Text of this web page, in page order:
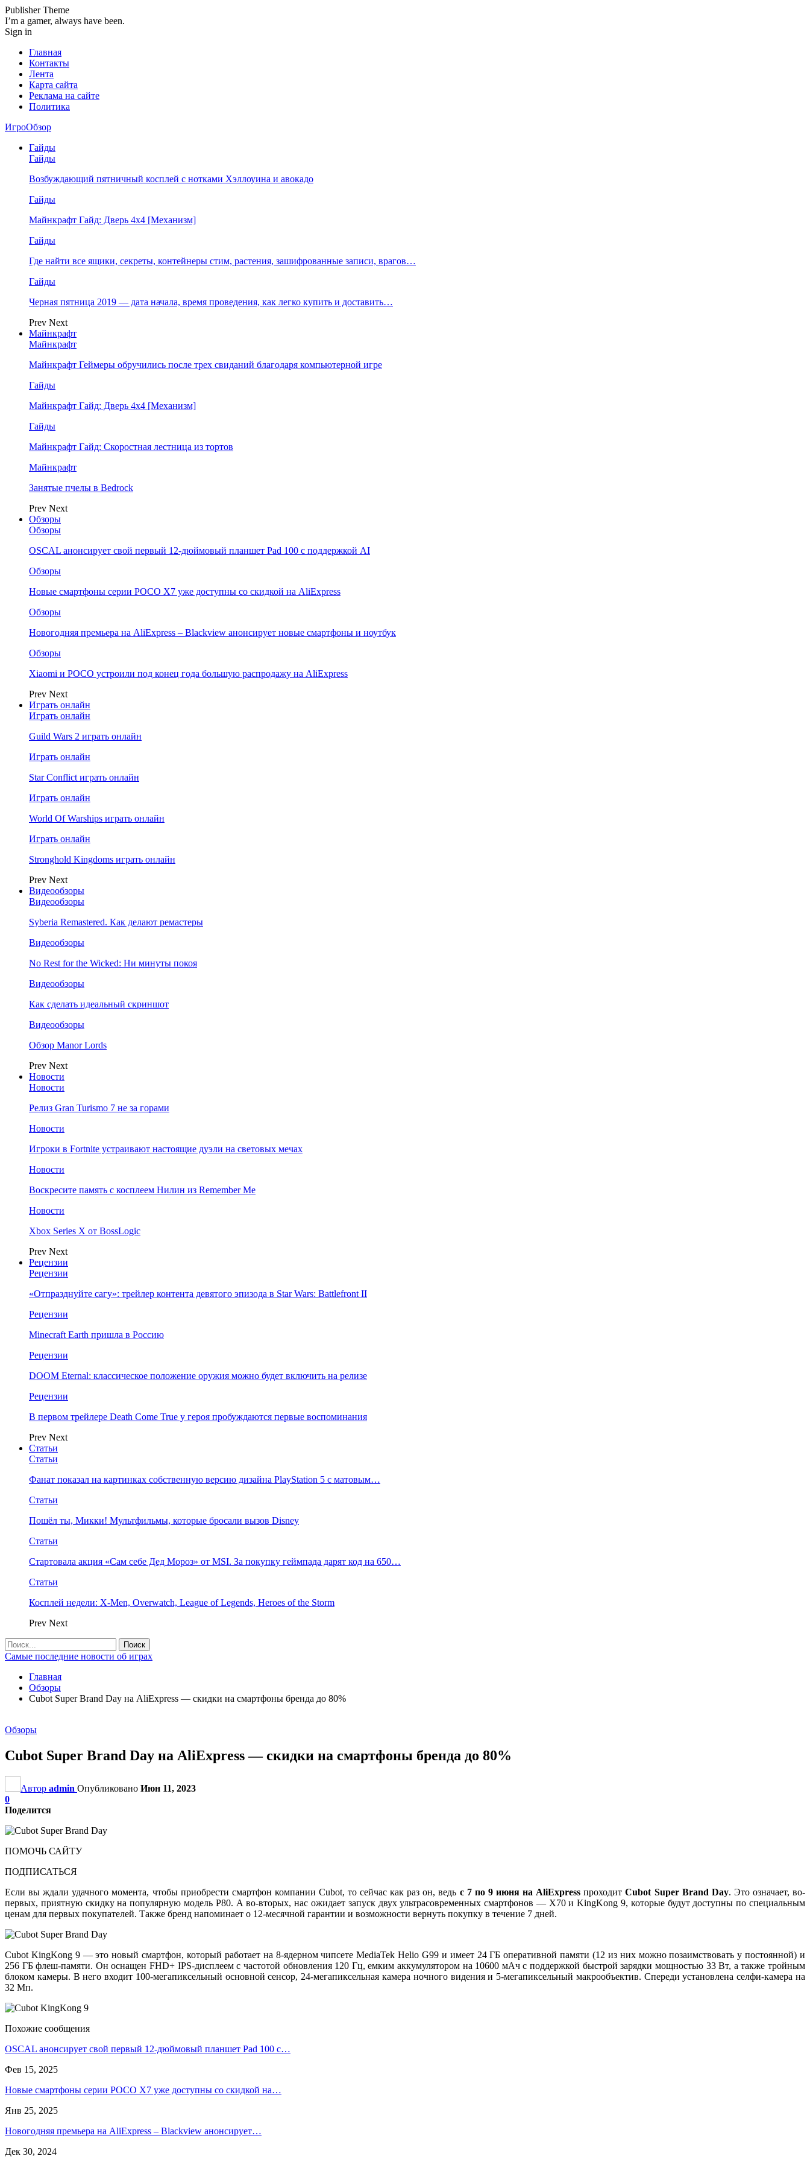
Publisher Theme
I’m a gamer, always have been.
Sign in
Главная
Контакты
Лента
Карта сайта
Реклама на сайте
Политика
ИгроОбзор
Гайды
Гайды
Возбуждающий пятничный косплей с нотками Хэллоуина и авокадо
Гайды
Майнкрафт Гайд: Дверь 4х4 [Механизм]
Гайды
Где найти все ящики, секреты, контейнеры стим, растения, зашифрованные записи, врагов…
Гайды
Черная пятница 2019 — дата начала, время проведения, как легко купить и доставить…
Prev Next
Майнкрафт
Майнкрафт
Майнкрафт Геймеры обручились после трех свиданий благодаря компьютерной игре
Гайды
Майнкрафт Гайд: Дверь 4х4 [Механизм]
Гайды
Майнкрафт Гайд: Скоростная лестница из тортов
Майнкрафт
Занятые пчелы в Bedrock
Prev Next
Обзоры
Обзоры
OSCAL анонсирует свой первый 12-дюймовый планшет Pad 100 с поддержкой AI
Обзоры
Новые смартфоны серии POCO X7 уже доступны со скидкой на AliExpress
Обзоры
Новогодняя премьера на AliExpress – Blackview анонсирует новые смартфоны и ноутбук
Обзоры
Xiaomi и POCO устроили под конец года большую распродажу на AliExpress
Prev Next
Играть онлайн
Играть онлайн
Guild Wars 2 играть онлайн
Играть онлайн
Star Conflict играть онлайн
Играть онлайн
World Of Warships играть онлайн
Играть онлайн
Stronghold Kingdoms играть онлайн
Prev Next
Видеообзоры
Видеообзоры
Syberia Remastered. Как делают ремастеры
Видеообзоры
No Rest for the Wicked: Ни минуты покоя
Видеообзоры
Как сделать идеальный скриншот
Видеообзоры
Обзор Manor Lords
Prev Next
Новости
Новости
Релиз Gran Turismo 7 не за горами
Новости
Игроки в Fortnite устраивают настоящие дуэли на световых мечах
Новости
Воскресите память с косплеем Нилин из Remember Me
Новости
Xbox Series X от BossLogic
Prev Next
Рецензии
Рецензии
«Отпразднуйте сагу»: трейлер контента девятого эпизода в Star Wars: Battlefront II
Рецензии
Minecraft Earth пришла в Россию
Рецензии
DOOM Eternal: классическое положение оружия можно будет включить на релизе
Рецензии
В первом трейлере Death Come True у героя пробуждаются первые воспоминания
Prev Next
Статьи
Статьи
Фанат показал на картинках собственную версию дизайна PlayStation 5 с матовым…
Статьи
Пошёл ты, Микки! Мультфильмы, которые бросали вызов Disney
Статьи
Стартовала акция «Сам себе Дед Мороз» от MSI. За покупку геймпада дарят код на 650…
Статьи
Косплей недели: X-Men, Overwatch, League of Legends, Heroes of the Storm
Prev Next
Самые последние новости об играх
Главная
Обзоры
Cubot Super Brand Day на AliExpress — скидки на смартфоны бренда до 80%
Обзоры
Cubot Super Brand Day на AliExpress — скидки на смартфоны бренда до 80%
Автор admin Опубликовано Июн 11, 2023
0
Поделится
ПОМОЧЬ САЙТУ
ПОДПИСАТЬСЯ
Если вы ждали удачного момента, чтобы приобрести смартфон компании Cubot, то сейчас как раз он, ведь с 7 по 9 июня на AliExpress проходит Cubot Super Brand Day. Это означает, во-
первых, приятную скидку на популярную модель P80. А во-вторых, нас ожидает запуск двух ультрасовременных смартфонов — X70 и KingKong 9, которые будут доступны по специальным
ценам для первых покупателей. Также бренд напоминает о 12-месячной гарантии и возможности вернуть покупку в течение 7 дней.
Cubot KingKong 9 — это новый смартфон, который работает на 8-ядерном чипсете MediaTek Helio G99 и имеет 24 ГБ оперативной памяти (12 из них можно позаимствовать у постоянной) и
256 ГБ флеш-памяти. Он оснащен FHD+ IPS-дисплеем с частотой обновления 120 Гц, емким аккумулятором на 10600 мАч с поддержкой быстрой зарядки мощностью 33 Вт, а также тройным
блоком камеры. В него входит 100-мегапиксельный основной сенсор, 24-мегапиксельная камера ночного видения и 5-мегапиксельный макрообъектив. Спереди установлена селфи-камера на
32 Мп.
Похожие сообщения
OSCAL анонсирует свой первый 12-дюймовый планшет Pad 100 с…
Фев 15, 2025
Новые смартфоны серии POCO X7 уже доступны со скидкой на…
Янв 25, 2025
Новогодняя премьера на AliExpress – Blackview анонсирует…
Дек 30, 2024